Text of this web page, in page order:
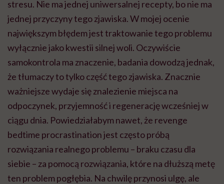
stresu. Nie ma jednej uniwersalnej recepty, bo nie ma
jednej przyczyny tego zjawiska. W mojej ocenie
największym błędem jest traktowanie tego problemu
wyłącznie jako kwestii silnej woli. Oczywiście
samokontrola ma znaczenie, badania dowodzą jednak,
że tłumaczy to tylko część tego zjawiska. Znacznie
ważniejsze wydaje się znalezienie miejsca na
odpoczynek, przyjemność i regenerację wcześniej w
ciągu dnia. Powiedziałabym nawet, że revenge
bedtime procrastination jest często próbą
rozwiązania realnego problemu – braku czasu dla
siebie – za pomocą rozwiązania, które na dłuższą metę
ten problem pogłębia. Na chwilę przynosi ulgę, ale